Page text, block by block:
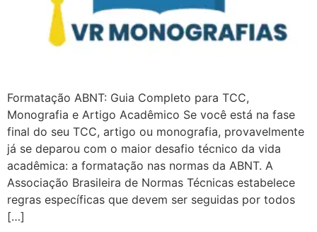
Formatação ABNT: Guia Completo para TCC,
Monografia e Artigo Acadêmico Se você está na fase
final do seu TCC, artigo ou monografia, provavelmente
já se deparou com o maior desafio técnico da vida
acadêmica: a formatação nas normas da ABNT. A
Associação Brasileira de Normas Técnicas estabelece
regras específicas que devem ser seguidas por todos
[…]